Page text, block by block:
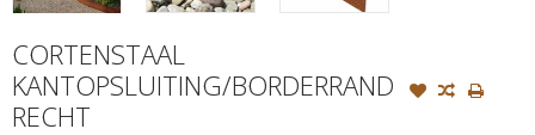
CORTENSTAAL
KANTOPSLUITING/BORDERRAND
RECHT